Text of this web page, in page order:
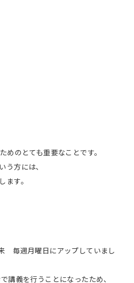
めのとても重要なことです。
う方には、
ます。
毎週月曜日にアップしていまし
講義を行うことになったため、